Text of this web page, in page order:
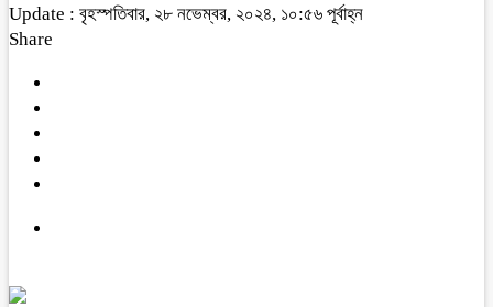
Update : বৃহস্পতিবার, ২৮ নভেম্বর, ২০২৪, ১০:৫৬ পূর্বাহ্ন
Share